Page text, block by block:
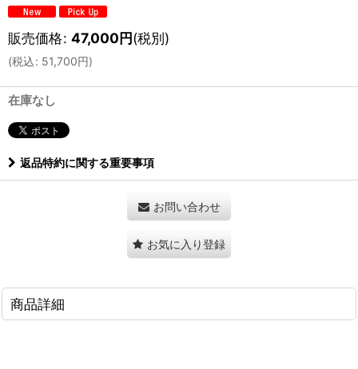
販売価格: 47,000円(税別)
(税込: 51,700円)
在庫なし
返品特約に関する重要事項
お問い合わせ
お気に入り登録
商品詳細